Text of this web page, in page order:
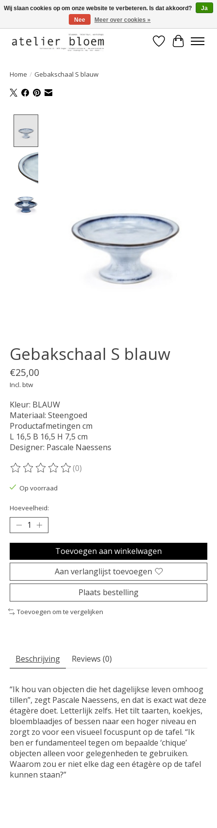
Welkom bij Atelier Bloem
Verlanglijst
Home / Gebakschaal S blauw
Gebakschaal S blauw
€25,00
Incl. btw
Kleur: BLAUW
Materiaal: Steengoed
Productafmetingen cm
L 16,5 B 16,5 H 7,5 cm
Designer: Pascale Naessens
De beoordeling van dit product is
(0)
Op voorraad
Hoeveelheid:
Toevoegen aan winkelwagen
Aan verlanglijst toevoegen
Plaats bestelling
Toevoegen om te vergelijken
Beschrijving Reviews (0)
“Ik hou van objecten die het dagelijkse leven omhoog
tillen”, zegt Pascale Naessens, en dat is exact wat deze
étagère doet. Letterlijk zelfs. Het tilt taarten, koekjes,
bloemblaadjes of bessen naar een hoger niveau en
zorgt zo voor een visueel focuspunt op de tafel. “Ik
ben er fundamenteel tegen om bepaalde ‘chique’
objecten alleen voor gelegenheden te gebruiken.
Waarom zou er niet elke dag een étagère op de tafel
kunnen staan?”
Wij slaan cookies op om onze website te verbeteren. Is dat akkoord?
Ja
Nee
Meer over cookies »